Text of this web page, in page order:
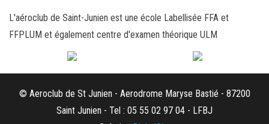
L'aéroclub de Saint-Junien est une école Labellisée FFA et
FFPLUM et également centre d'examen théorique ULM
© Aeroclub de St Junien - Aerodrome Maryse Bastié - 87200
Saint Junien - Tel : 05 55 02 97 04 - LFBJ